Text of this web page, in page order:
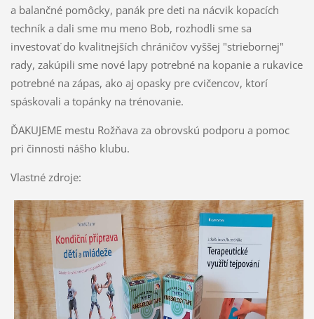
a balančné pomôcky, panák pre deti na nácvik kopacích
techník a dali sme mu meno Bob, rozhodli sme sa
investovať do kvalitnejších chráničov vyššej "striebornej"
rady, zakúpili sme nové lapy potrebné na kopanie a rukavice
potrebné na zápas, ako aj opasky pre cvičencov, ktorí
spáskovali a topánky na trénovanie.
ĎAKUJEME mestu Rožňava za obrovskú podporu a pomoc
pri činnosti nášho klubu.
Vlastné zdroje: